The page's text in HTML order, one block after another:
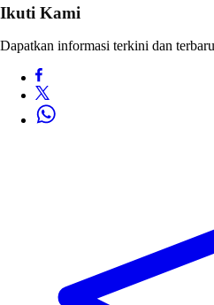
Ikuti Kami
Dapatkan informasi terkini dan